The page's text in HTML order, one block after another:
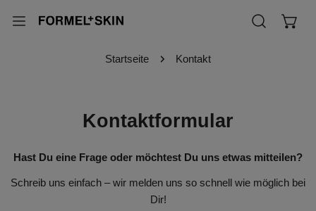
Inhalt springen
Startseite Kontakt
Kontaktformular
Hast Du eine Frage oder möchtest Du uns etwas mitteilen?
Schreib uns einfach – wir melden uns so schnell wie möglich bei
Dir!